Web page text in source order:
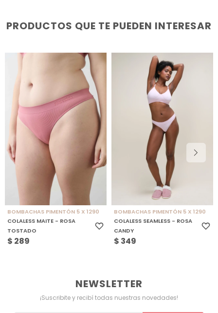
PRODUCTOS QUE TE PUEDEN INTERESAR
BOMBACHAS PIMENTÓN 5 X 1290
COLALESS MAITE - ROSA
TOSTADO
$ 289
BOMBACHAS PIMENTÓN 5 X 1290
COLALESS SEAMLESS - ROSA
CANDY
$ 349
NEWSLETTER
¡Suscribite y recibí todas nuestras novedades!